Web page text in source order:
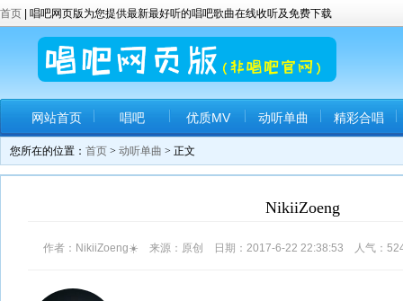
首页 | 唱吧网页版为您提供最新最好听的唱吧歌曲在线收听及免费下载
网站首页 唱吧 优质MV 动听单曲 精彩合唱
您所在的位置： 首页 > 动听单曲 > 正文
NikiiZoeng️
作者：NikiiZoeng☀️ 来源：原创 日期：2017-6-22 22:38:53 人气：